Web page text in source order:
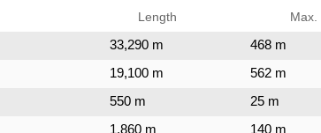
Length Max.
33,290 m 468 m
19,100 m 562 m
550 m 25 m
1,860 m 140 m